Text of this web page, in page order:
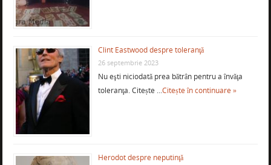
Clint Eastwood despre toleranţă
26 septembrie 2023
Nu eşti niciodată prea bătrân pentru a învăţa
toleranţa. Citește …Citește în continuare »
Herodot despre neputinţă